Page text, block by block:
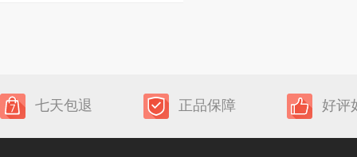
七天包退 正品保障 好评